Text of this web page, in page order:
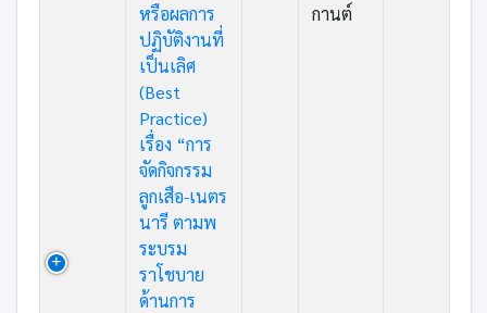
หรือผลการ
ปฏิบัติงานที่
เป็นเลิศ
(Best
Practice)
เรื่อง “การ
จัดกิจกรรม
ลูกเสือ-เนตร
นารี ตามพ
ระบรม
ราโชบาย
ด้านการ
กานต์